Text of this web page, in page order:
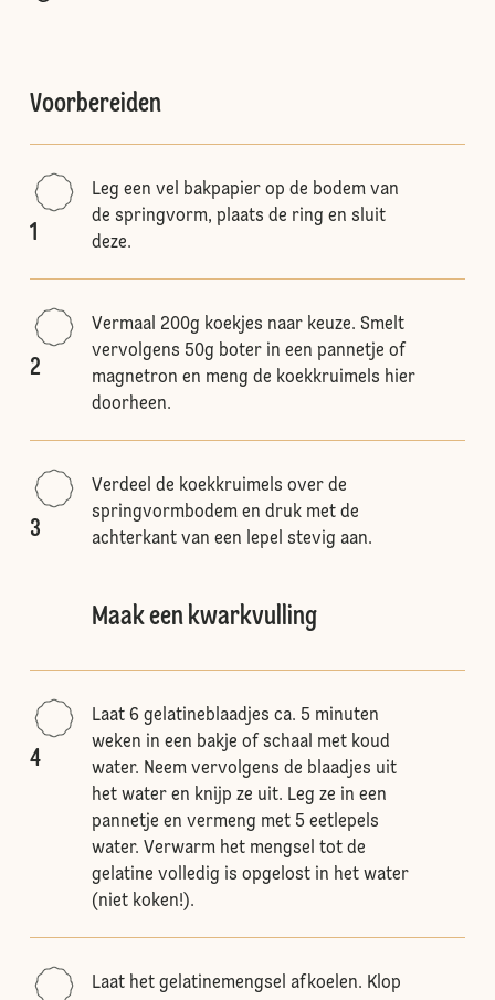
Voorbereiden
1
Leg een vel bakpapier op de bodem van
de springvorm, plaats de ring en sluit
deze.
2
Vermaal 200g koekjes naar keuze. Smelt
vervolgens 50g boter in een pannetje of
magnetron en meng de koekkruimels hier
doorheen.
3
Verdeel de koekkruimels over de
springvormbodem en druk met de
achterkant van een lepel stevig aan.
Maak een kwarkvulling
4
Laat 6 gelatineblaadjes ca. 5 minuten
weken in een bakje of schaal met koud
water. Neem vervolgens de blaadjes uit
het water en knijp ze uit. Leg ze in een
pannetje en vermeng met 5 eetlepels
water. Verwarm het mengsel tot de
gelatine volledig is opgelost in het water
(niet koken!).
Laat het gelatinemengsel afkoelen. Klop